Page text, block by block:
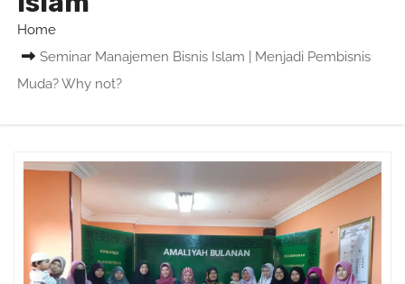
Home
Seminar Manajemen Bisnis Islam | Menjadi Pembisnis
Muda? Why not?